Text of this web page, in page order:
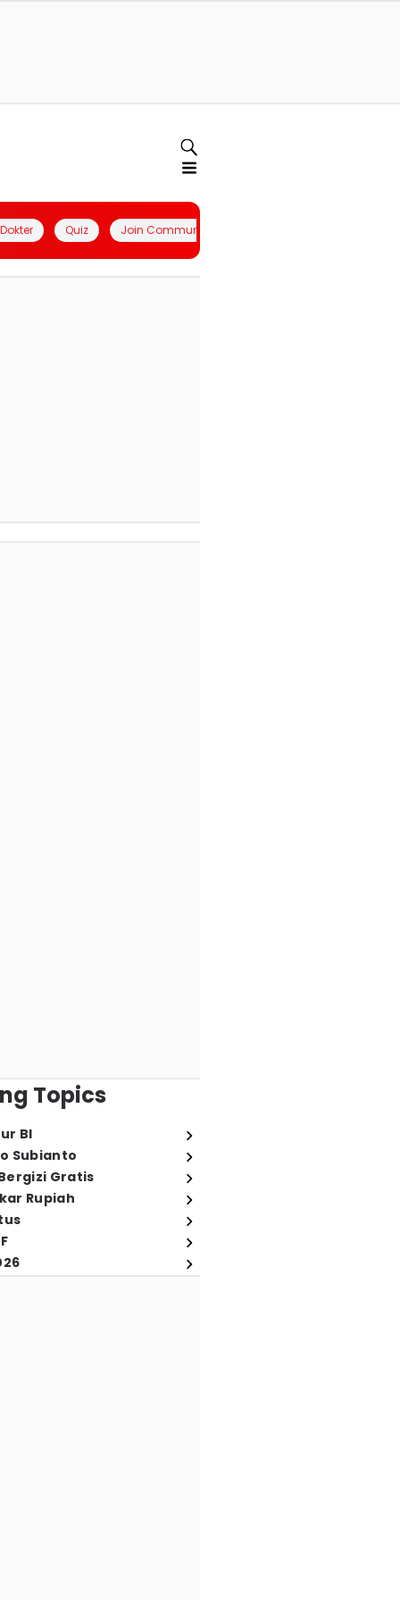
Quiz Join Community
Topics
BI
Subianto
Gratis
Rupiah